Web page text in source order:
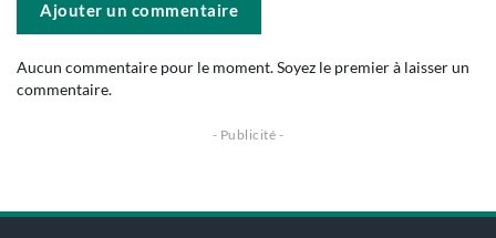
Ajouter un commentaire
Aucun commentaire pour le moment. Soyez le premier à laisser un
commentaire.